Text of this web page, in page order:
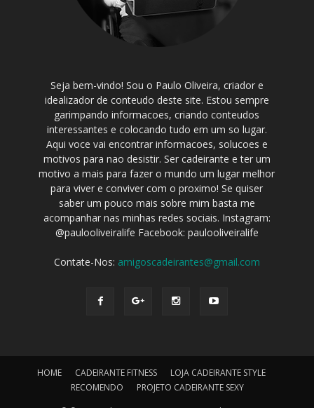
Seja bem-vindo! Sou o Paulo Oliveira, criador e
idealizador de conteudo deste site. Estou sempre
garimpando informacoes, criando conteudos
interessantes e colocando tudo em um so lugar.
Aqui voce vai encontrar informacoes, solucoes e
motivos para nao desistir. Ser cadeirante e ter um
motivo a mais para fazer o mundo um lugar melhor
para viver e conviver com o proximo! Se quiser
saber um pouco mais sobre mim basta me
acompanhar nas minhas redes sociais. Instagram:
@paulooliveiralife Facebook: paulooliveiralife
Contate-Nos: amigoscadeirantes@gmail.com
HOME CADEIRANTE FITNESS
LOJA CADEIRANTE STYLE
RECOMENDO
PROJETO CADEIRANTE SEXY